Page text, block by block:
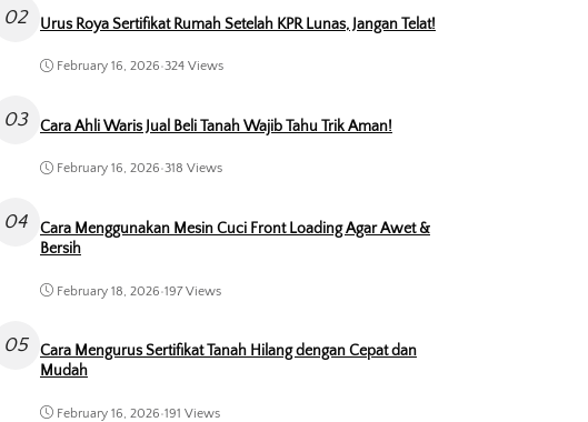
02 Urus Roya Sertifikat Rumah Setelah KPR Lunas, Jangan Telat!
February 16, 2026•324 Views
03 Cara Ahli Waris Jual Beli Tanah Wajib Tahu Trik Aman!
February 16, 2026•318 Views
04
Cara Menggunakan Mesin Cuci Front Loading Agar Awet &
Bersih
February 18, 2026•197 Views
05
Cara Mengurus Sertifikat Tanah Hilang dengan Cepat dan
Mudah
February 16, 2026•191 Views